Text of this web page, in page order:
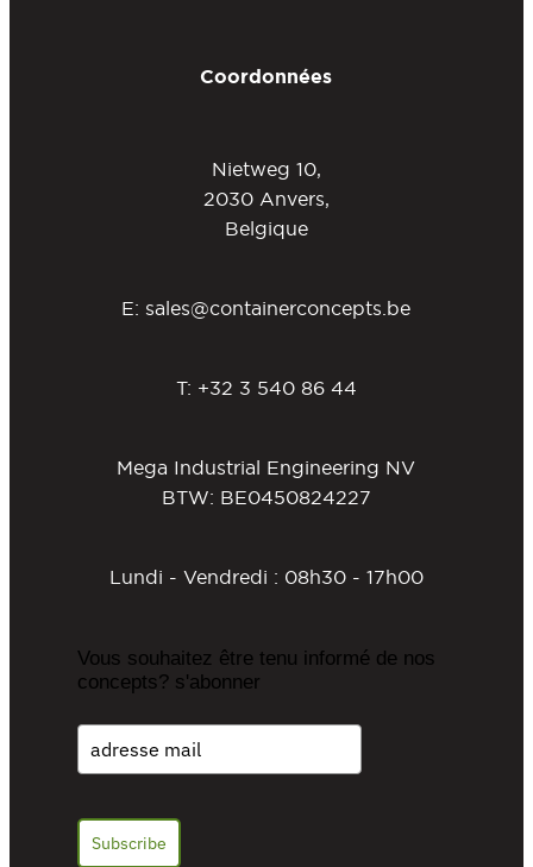
Coordonnées
Nietweg 10,
2030 Anvers,
Belgique
E: sales@containerconcepts.be
T: +32 3 540 86 44
Mega Industrial Engineering NV
BTW: BE0450824227
Lundi - Vendredi : 08h30 - 17h00
Vous souhaitez être tenu informé de nos
concepts? s'abonner
Subscribe